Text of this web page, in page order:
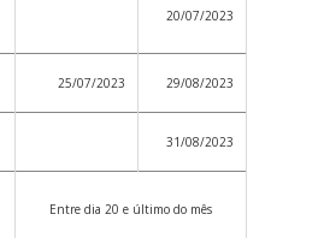
20/07/2023
25/07/2023 29/08/2023
31/08/2023
Entre dia 20 e último do mês